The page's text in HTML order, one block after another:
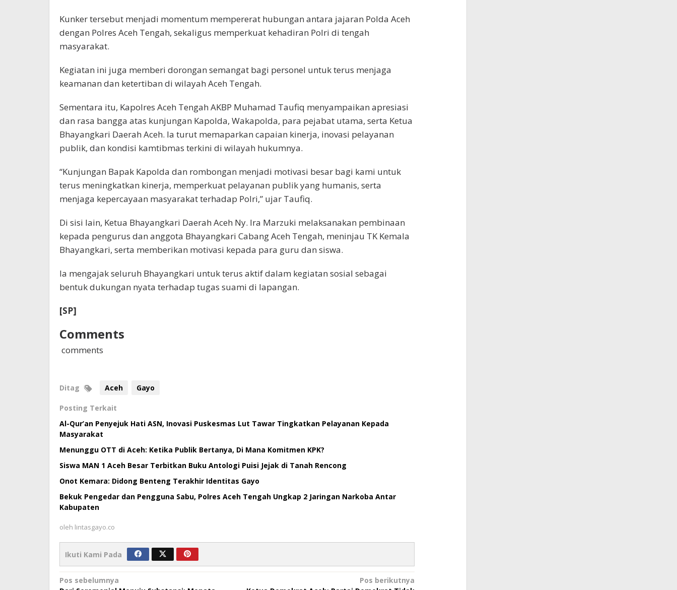
Kunker tersebut menjadi momentum mempererat hubungan antara jajaran Polda Aceh
dengan Polres Aceh Tengah, sekaligus memperkuat kehadiran Polri di tengah
masyarakat.
Kegiatan ini juga memberi dorongan semangat bagi personel untuk terus menjaga
keamanan dan ketertiban di wilayah Aceh Tengah.
Sementara itu, Kapolres Aceh Tengah AKBP Muhamad Taufiq menyampaikan apresiasi
dan rasa bangga atas kunjungan Kapolda, Wakapolda, para pejabat utama, serta Ketua
Bhayangkari Daerah Aceh. Ia turut memaparkan capaian kinerja, inovasi pelayanan
publik, dan kondisi kamtibmas terkini di wilayah hukumnya.
“Kunjungan Bapak Kapolda dan rombongan menjadi motivasi besar bagi kami untuk
terus meningkatkan kinerja, memperkuat pelayanan publik yang humanis, serta
menjaga kepercayaan masyarakat terhadap Polri,” ujar Taufiq.
Di sisi lain, Ketua Bhayangkari Daerah Aceh Ny. Ira Marzuki melaksanakan pembinaan
kepada pengurus dan anggota Bhayangkari Cabang Aceh Tengah, meninjau TK Kemala
Bhayangkari, serta memberikan motivasi kepada para guru dan siswa.
Ia mengajak seluruh Bhayangkari untuk terus aktif dalam kegiatan sosial sebagai
bentuk dukungan nyata terhadap tugas suami di lapangan.
[SP]
Comments
comments
Ditag Aceh Gayo
Posting Terkait
Al-Qur’an Penyejuk Hati ASN, Inovasi Puskesmas Lut Tawar Tingkatkan Pelayanan Kepada
Masyarakat
Menunggu OTT di Aceh: Ketika Publik Bertanya, Di Mana Komitmen KPK?
Siswa MAN 1 Aceh Besar Terbitkan Buku Antologi Puisi Jejak di Tanah Rencong
Onot Kemara: Didong Benteng Terakhir Identitas Gayo
Bekuk Pengedar dan Pengguna Sabu, Polres Aceh Tengah Ungkap 2 Jaringan Narkoba Antar
Kabupaten
oleh lintasgayo.co
Ikuti Kami Pada
Navigasi
Pos sebelumnya
Pos berikutnya